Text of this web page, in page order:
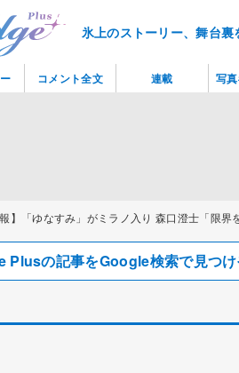
氷上のストーリー、舞台
報】「ゆなすみ」がミラノ入り 森口澄士「限界
Plusの記事をGoogle検索で見つ
コメント全文 連載 写